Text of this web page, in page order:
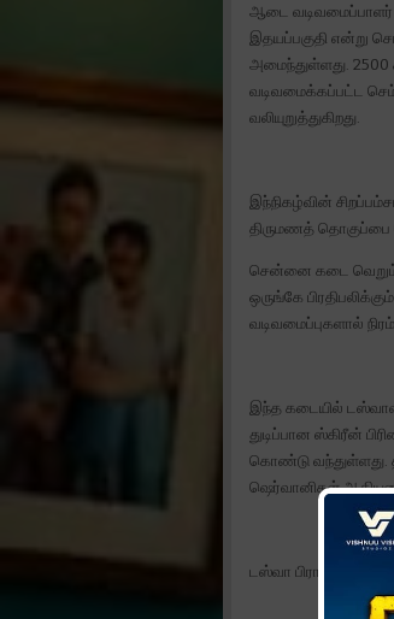
ஆடை
இதயப்பகுதி என்று
அமைந்துள்ளது. 2500
வடிவமைக்கப்பட்ட
வலியுறுத்துகிறது.
இந்நிகழ்வின்
திருமணத் தொகுப்பை
சென்னை கடை வெறும்
ஒருங்கே
வடிவமைப்புகளால்
இந்த கடையில்
துடிப்பான ஸ்கிரீன்
கொண்டு வந்துள்ளது.
ஷெர்வானிகள்
டஸ்வா பிராண்ட்